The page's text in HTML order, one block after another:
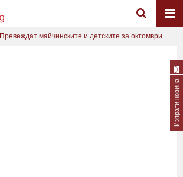
Превеждат майчинските и детските за октомври
Изпрати новина